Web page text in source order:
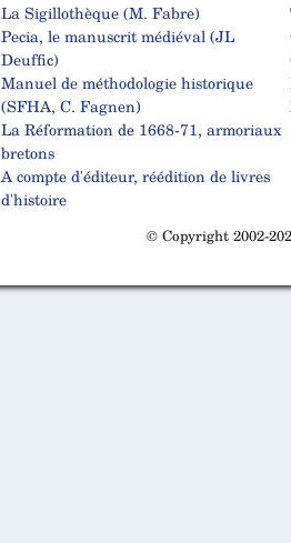
La Sigillothèque (M. Fabre)
Pecia, le manuscrit médiéval (JL
Deuffic)
Manuel de méthodologie historique
(SFHA, C. Fagnen)
La Réformation de 1668-71, armoriaux
bretons
A compte d'éditeur, réédition de livres
d'histoire
© Copyright 2002-